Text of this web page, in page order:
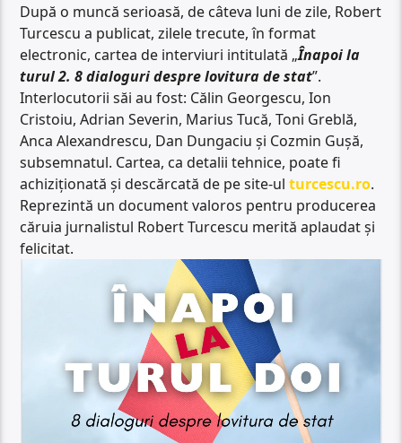
După o muncă serioasă, de câteva luni de zile, Robert
Turcescu a publicat, zilele trecute, în format
electronic, cartea de interviuri intitulată „Înapoi la
turul 2. 8 dialoguri despre lovitura de stat”.
Interlocutorii săi au fost: Călin Georgescu, Ion
Cristoiu, Adrian Severin, Marius Tucă, Toni Greblă,
Anca Alexandrescu, Dan Dungaciu și Cozmin Gușă,
subsemnatul. Cartea, ca detalii tehnice, poate fi
achiziționată și descărcată de pe site-ulturcescu.ro.
Reprezintă un document valoros pentru producerea
căruia jurnalistul Robert Turcescu merită aplaudat și
felicitat.